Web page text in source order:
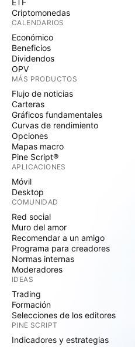
ETF
Criptomonedas
CALENDARIOS
Económico
Beneficios
Dividendos
OPV
MÁS PRODUCTOS
Flujo de noticias
Carteras
Gráficos fundamentales
Curvas de rendimiento
Opciones
Mapas macro
Pine Script®
APLICACIONES
Móvil
Desktop
COMUNIDAD
Red social
Muro del amor
Recomendar a un amigo
Programa para creadores
Normas internas
Moderadores
IDEAS
Trading
Formación
Selecciones de los editores
PINE SCRIPT
Indicadores y estrategias